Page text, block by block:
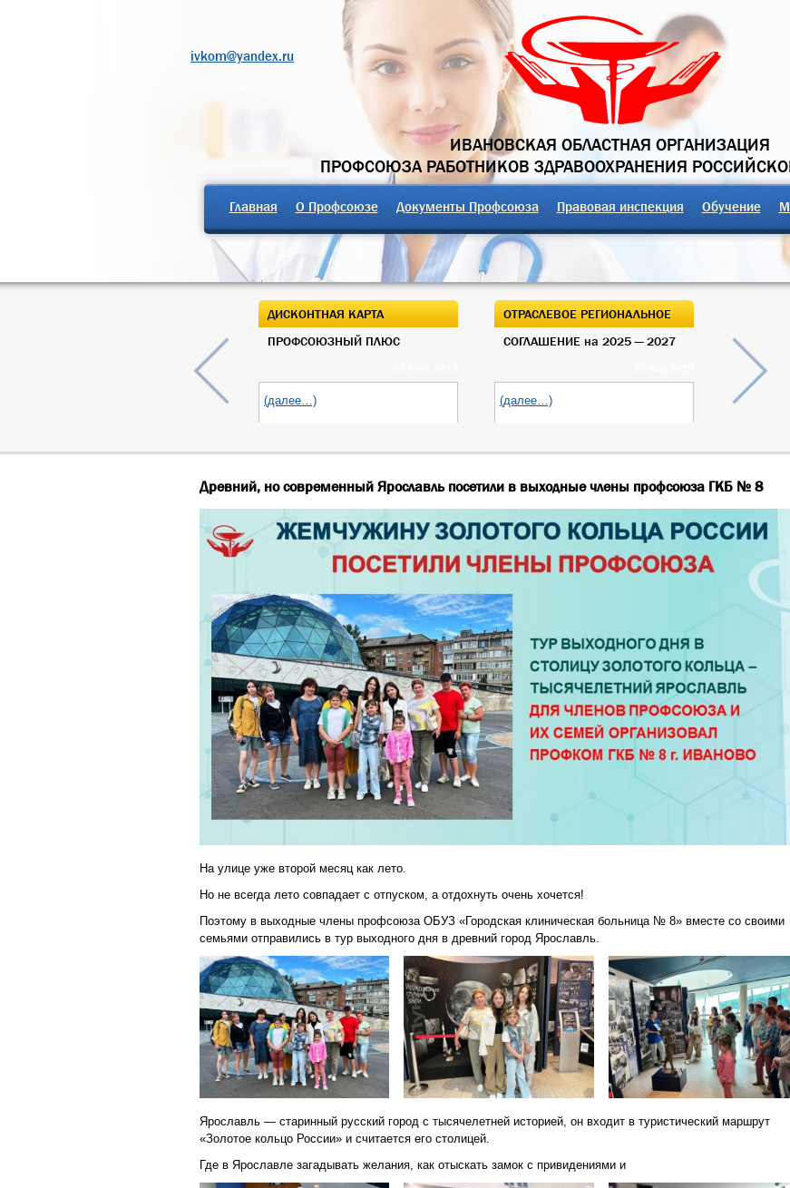
ivkom@yandex.ru
ИВАНОВСКАЯ ОБЛАСТНАЯ ОРГАНИЗАЦИЯ
ПРОФСОЮЗА РАБОТНИКОВ ЗДРАВООХРАНЕНИЯ
Главная О Профсоюзе Документы Профсоюза Правовая инспекция Обучение
ДИСКОНТНАЯ КАРТА
ПРОФСОЮЗНЫЙ ПЛЮС
(далее…)
ОТРАСЛЕВОЕ РЕГИОНАЛЬНОЕ
СОГЛАШЕНИЕ на 2025 — 2027
(далее…) (далее…)
Древний, но современный Ярославль посетили в выходные члены профсоюза ГКБ № 8
На улице уже второй месяц как лето.
Но не всегда лето совпадает с отпуском, а отдохнуть очень хочется!
Поэтому в выходные члены профсоюза ОБУЗ «Городская клиническая больница № 8» вместе со своими
семьями отправились в тур выходного дня в древний город Ярославль.
Ярославль — старинный русский город с тысячелетней историей, он входит в туристический маршрут
«Золотое кольцо России» и считается его столицей.
Где в Ярославле загадывать желания, как отыскать замок с привидениями и